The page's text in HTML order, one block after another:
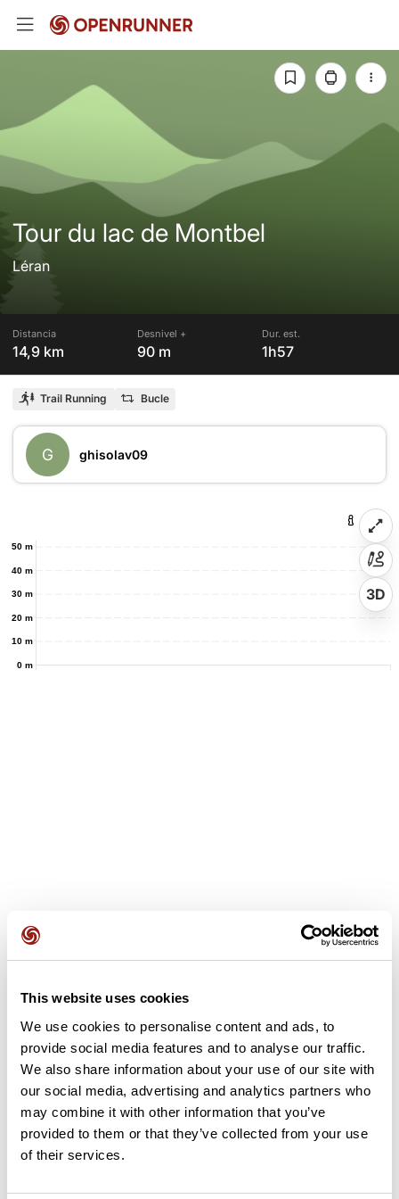
This website uses cookies
We use cookies to personalise content and ads, to
provide social media features and to analyse our traffic.
We also share information about your use of our site with
our social media, advertising and analytics partners who
may combine it with other information that you’ve
provided to them or that they’ve collected from your use
of their services.
Tour du lac de Montbel
Léran
Distancia
14,9 km
Desnivel +
90 m
Dur. est.
1h57
Trail Running Bucle
G ghisolav09
0 m
10 m
20 m
30 m
40 m
50 m
3D
completado? ¡Deja la primera opinión!
Añadir una opinión
Resumen